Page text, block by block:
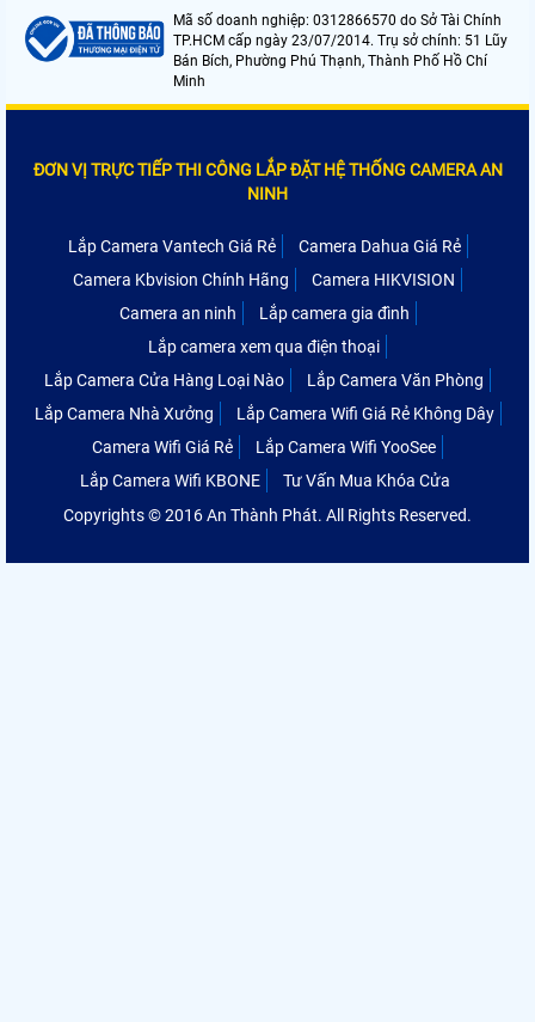
Mã số doanh nghiệp: 0312866570 do Sở Tài Chính
TP.HCM cấp ngày 23/07/2014. Trụ sở chính: 51 Lũy
Bán Bích, Phường Phú Thạnh, Thành Phố Hồ Chí
Minh
ĐƠN VỊ TRỰC TIẾP THI CÔNG LẮP ĐẶT HỆ THỐNG CAMERA AN
NINH
Lắp Camera Vantech Giá Rẻ
Camera Dahua Giá Rẻ
Camera Kbvision Chính Hãng
Camera HIKVISION
Camera an ninh
Lắp camera gia đình
Lắp camera xem qua điện thoại
Lắp Camera Cửa Hàng Loại Nào
Lắp Camera Văn Phòng
Lắp Camera Nhà Xưởng
Lắp Camera Wifi Giá Rẻ Không Dây
Camera Wifi Giá Rẻ
Lắp Camera Wifi YooSee
Lắp Camera Wifi KBONE
Tư Vấn Mua Khóa Cửa
Copyrights © 2016 An Thành Phát. All Rights Reserved.